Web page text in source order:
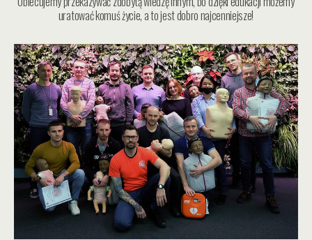
uratować komuś życie, a to jest dobro najcenniejsze!